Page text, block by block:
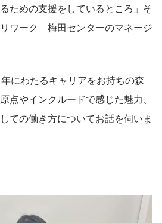
ための支援をしているところ」そ
ワーク　梅田センターのマネージ
にわたるキャリアをお持ちの森
点やインクルードで感じた魅力、
ての働き方についてお話を伺いま